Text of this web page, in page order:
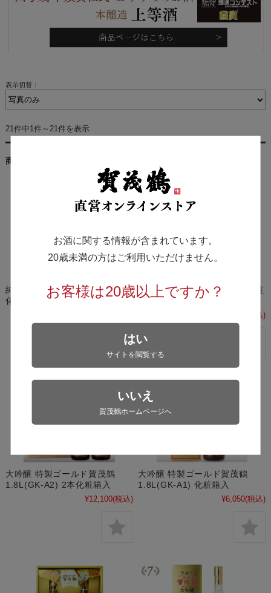
表示切替：
21件中1件～21件を表示
商品一覧
純米大吟醸 瑞兆賀茂鶴 720ml
化粧箱入
大吟醸 吉祥 賀茂鶴 720ml 化粧
箱入
(税込)
大吟醸 特製ゴールド賀茂鶴
1.8L(GK-A2) 2本化粧箱入
¥12,100(税込)
大吟醸 特製ゴールド賀茂鶴
1.8L(GK-A1) 化粧箱入
¥6,050(税込)
お酒に関する情報が含まれています。
20歳未満の方はご利用いただけません。
お客様は20歳以上ですか？
はい
サイトを閲覧する
いいえ
賀茂鶴ホームページへ